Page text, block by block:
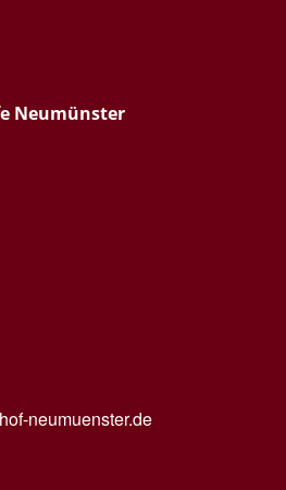
Neumünster
neumuenster.de